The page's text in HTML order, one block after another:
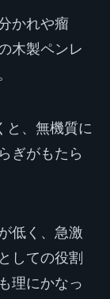
かれや瘤
木製ペンレ
と、無機質に
ぎがもたら
低く、急激
しての役割
理にかなっ